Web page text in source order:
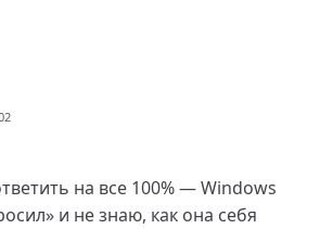
на все 100% — Windows
и не знаю, как она себя